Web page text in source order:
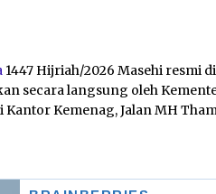
1447 Hijriah/2026 Masehi resmi
secara langsung oleh
Kemenag, Jalan MH